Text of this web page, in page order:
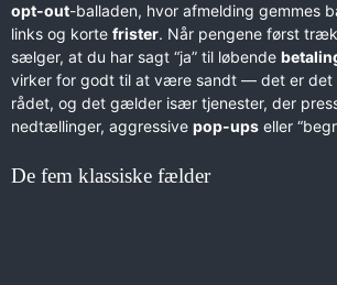
opt-out-balladen, hvor afmelding gemmes
links og korte frister. Når pengene først
sælger, at du har sagt “ja” til løbende
virker for godt til at være sandt — det er det
rådet, og det gælder især tjenester, der
nedtællinger, aggressive pop-ups eller
De fem klassiske fælder